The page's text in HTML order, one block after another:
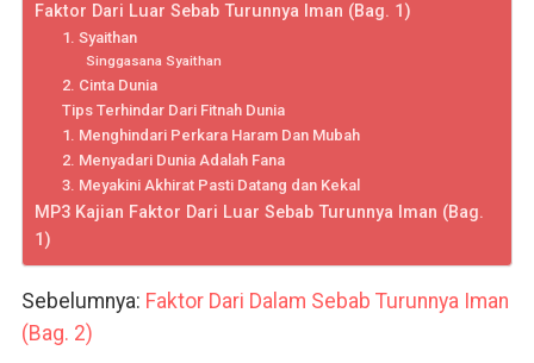
Faktor Dari Luar Sebab Turunnya Iman (Bag. 1)
1. Syaithan
Singgasana Syaithan
2. Cinta Dunia
Tips Terhindar Dari Fitnah Dunia
1. Menghindari Perkara Haram Dan Mubah
2. Menyadari Dunia Adalah Fana
3. Meyakini Akhirat Pasti Datang dan Kekal
MP3 Kajian Faktor Dari Luar Sebab Turunnya Iman (Bag.
1)
Sebelumnya: Faktor Dari Dalam Sebab Turunnya Iman
(Bag. 2)